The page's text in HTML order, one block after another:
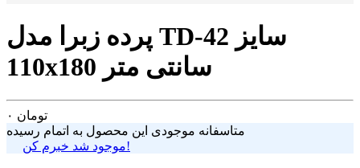
پرده زبرا مدل TD-42 سایز
110x180 سانتی متر
۰ تومان
متاسفانه موجودی این محصول به اتمام رسیده
موجود شد خبرم کن!